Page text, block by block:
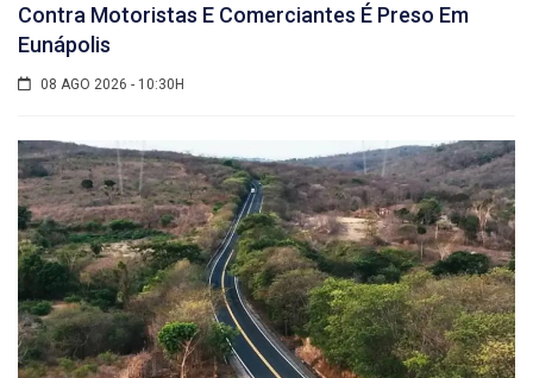
Contra Motoristas E Comerciantes É Preso Em
Eunápolis
08 AGO 2026 - 10:30H